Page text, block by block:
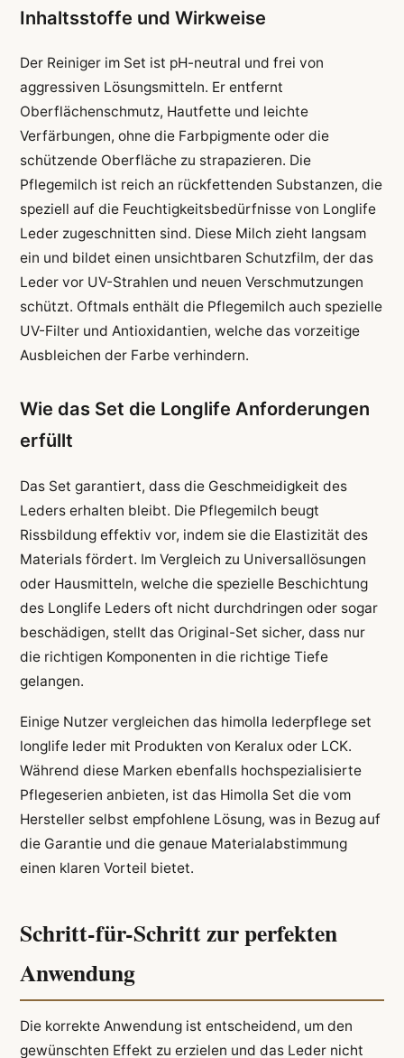
Inhaltsstoffe und Wirkweise
Der Reiniger im Set ist pH-neutral und frei von
aggressiven Lösungsmitteln. Er entfernt
Oberflächenschmutz, Hautfette und leichte
Verfärbungen, ohne die Farbpigmente oder die
schützende Oberfläche zu strapazieren. Die
Pflegemilch ist reich an rückfettenden Substanzen, die
speziell auf die Feuchtigkeitsbedürfnisse von Longlife
Leder zugeschnitten sind. Diese Milch zieht langsam
ein und bildet einen unsichtbaren Schutzfilm, der das
Leder vor UV-Strahlen und neuen Verschmutzungen
schützt. Oftmals enthält die Pflegemilch auch spezielle
UV-Filter und Antioxidantien, welche das vorzeitige
Ausbleichen der Farbe verhindern.
Wie das Set die Longlife Anforderungen
erfüllt
Das Set garantiert, dass die Geschmeidigkeit des
Leders erhalten bleibt. Die Pflegemilch beugt
Rissbildung effektiv vor, indem sie die Elastizität des
Materials fördert. Im Vergleich zu Universallösungen
oder Hausmitteln, welche die spezielle Beschichtung
des Longlife Leders oft nicht durchdringen oder sogar
beschädigen, stellt das Original-Set sicher, dass nur
die richtigen Komponenten in die richtige Tiefe
gelangen.
Einige Nutzer vergleichen das himolla lederpflege set
longlife leder mit Produkten von Keralux oder LCK.
Während diese Marken ebenfalls hochspezialisierte
Pflegeserien anbieten, ist das Himolla Set die vom
Hersteller selbst empfohlene Lösung, was in Bezug auf
die Garantie und die genaue Materialabstimmung
einen klaren Vorteil bietet.
Schritt-für-Schritt zur perfekten
Anwendung
Die korrekte Anwendung ist entscheidend, um den
gewünschten Effekt zu erzielen und das Leder nicht